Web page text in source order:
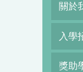
關於
入學
獎助